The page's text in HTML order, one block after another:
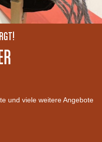
und viele weitere Angebote